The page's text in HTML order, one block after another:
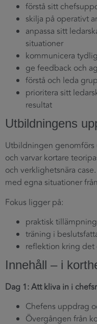
förstå sitt
skilja på operativt
anpassa sitt
situationer
kommunicera
ge feedback och
förstå och leda
prioritera sitt
resultat
Utbildningens
Utbildningen
och varvar kortare
och verklighetsnära
med egna situationer
Fokus ligger på:
praktisk tillämpning
träning i
reflektion kring
Innehåll – i
Dag 1: Att kliva in i
Chefens uppdrag
Övergången från